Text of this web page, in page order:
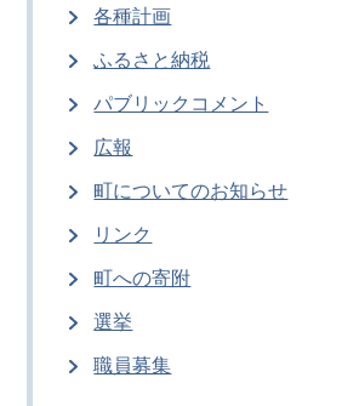
各種計画
ふるさと納税
パブリックコメント
広報
町についてのお知らせ
リンク
町への寄附
選挙
職員募集